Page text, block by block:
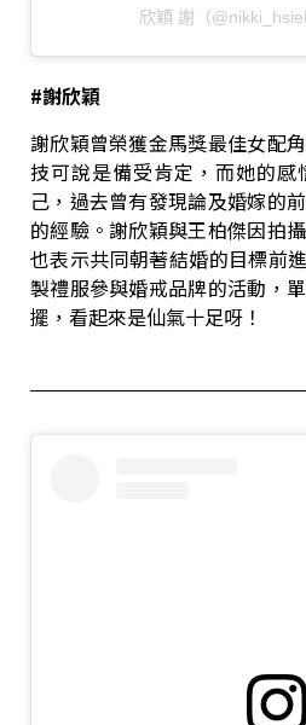
欣穎 謝（
#謝欣穎
謝欣穎曾榮獲金馬獎最佳女配
技可說是備受肯定，而她的感
己，過去曾有發現論及婚嫁的
的經驗。謝欣穎與王柏傑因拍
也表示共同朝著結婚的目標前
製禮服參與婚戒品牌的活動，
擺，看起來是仙氣十足呀！